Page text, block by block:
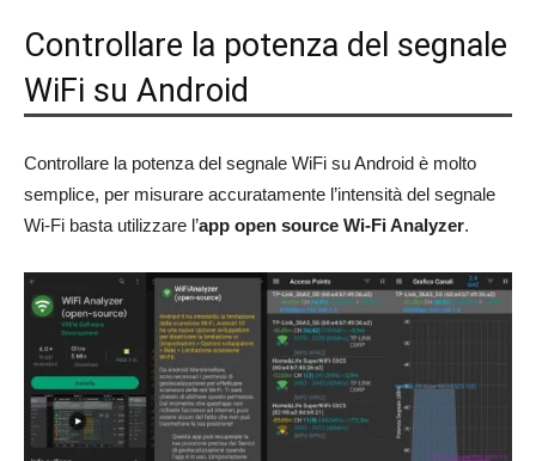
Controllare la potenza del segnale
WiFi su Android
Controllare la potenza del segnale WiFi su Android è molto
semplice, per misurare accuratamente l’intensità del segnale
Wi-Fi basta utilizzare l’app open source Wi-Fi Analyzer.